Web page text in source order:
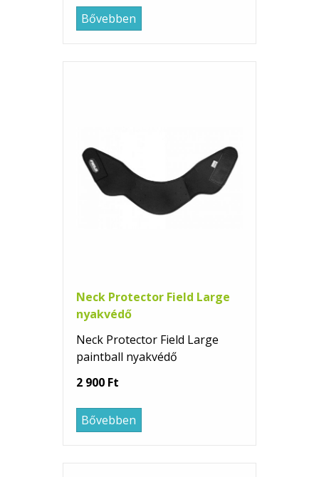
Bővebben
Neck Protector Field Large
nyakvédő
Neck Protector Field Large
paintball nyakvédő
2 900 Ft
Bővebben